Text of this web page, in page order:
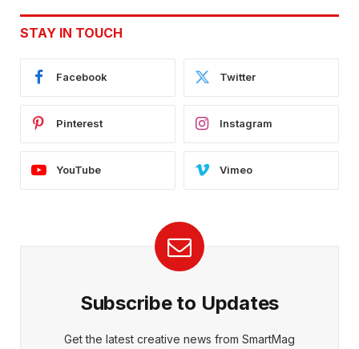
STAY IN TOUCH
Facebook Twitter
Pinterest Instagram
YouTube Vimeo
Subscribe to Updates
Get the latest creative news from SmartMag